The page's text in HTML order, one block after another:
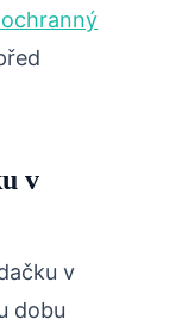
v
v
dobu